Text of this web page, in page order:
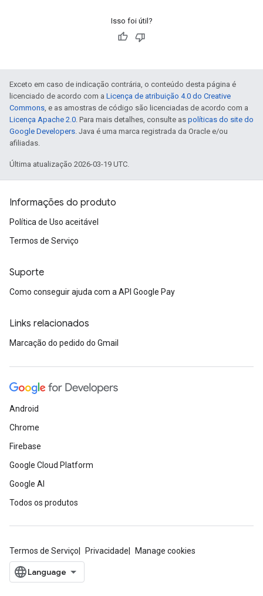
Isso foi útil?
Exceto em caso de indicação contrária, o conteúdo desta página é
licenciado de acordo com a Licença de atribuição 4.0 do Creative
Commons, e as amostras de código são licenciadas de acordo com a
Licença Apache 2.0. Para mais detalhes, consulte as políticas do site do
Google Developers. Java é uma marca registrada da Oracle e/ou
afiliadas.
Última atualização 2026-03-19 UTC.
Informações do produto
Política de Uso aceitável
Termos de Serviço
Suporte
Como conseguir ajuda com a API Google Pay
Links relacionados
Marcação do pedido do Gmail
Android
Chrome
Firebase
Google Cloud Platform
Google AI
Todos os produtos
Termos de Serviço Privacidade Manage cookies